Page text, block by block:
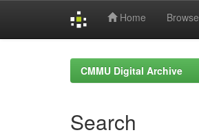
Home Browse
CMMU Digital Archive
Search